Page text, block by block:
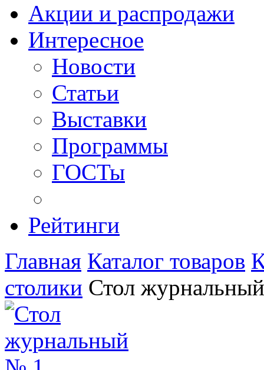
Акции и распродажи
Интересное
Новости
Статьи
Выставки
Программы
ГОСТы
Рейтинги
Главная Каталог товаров
столики Стол